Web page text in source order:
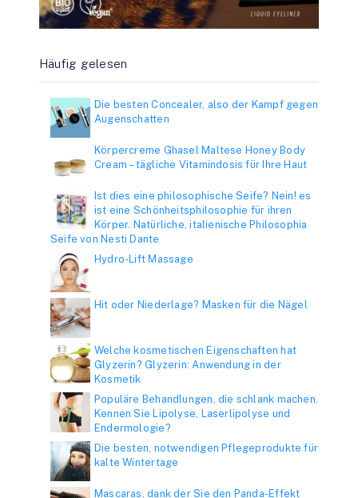
Häufig gelesen
Die besten Concealer, also der Kampf gegen
Augenschatten
Körpercreme Ghasel Maltese Honey Body
Cream – tägliche Vitamindosis für Ihre Haut
Ist dies eine philosophische Seife? Nein! es
ist eine Schönheitsphilosophie für ihren
Körper. Natürliche, italienische Philosophia
Seife von Nesti Dante
Hydro-Lift Massage
Hit oder Niederlage? Masken für die Nägel
Welche kosmetischen Eigenschaften hat
Glyzerin? Glyzerin: Anwendung in der
Kosmetik
Populäre Behandlungen, die schlank machen.
Kennen Sie Lipolyse, Laserlipolyse und
Endermologie?
Die besten, notwendigen Pflegeprodukte für
kalte Wintertage
Mascaras, dank der Sie den Panda-Effekt